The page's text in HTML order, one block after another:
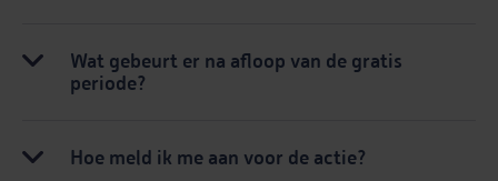
Wat gebeurt er na afloop van de gratis
periode?
Hoe meld ik me aan voor de actie?